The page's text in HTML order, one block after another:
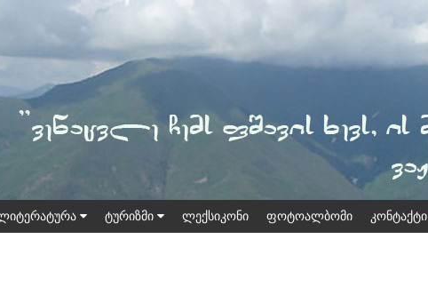
ტურიზმი ლექსიკონი ფოტოალბომი კონტაქტი